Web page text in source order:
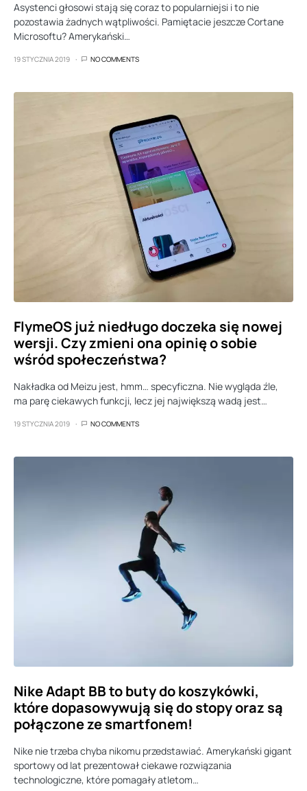
Asystenci głosowi stają się coraz to popularniejsi i to nie
pozostawia żadnych wątpliwości. Pamiętacie jeszcze Cortane
Microsoftu? Amerykański…
19 STYCZNIA 2019 NO COMMENTS
FlymeOS już niedługo doczeka się nowej
wersji. Czy zmieni ona opinię o sobie
wśród społeczeństwa?
Nakładka od Meizu jest, hmm… specyficzna. Nie wygląda źle,
ma parę ciekawych funkcji, lecz jej największą wadą jest…
19 STYCZNIA 2019 NO COMMENTS
Nike Adapt BB to buty do koszykówki,
które dopasowywują się do stopy oraz są
połączone ze smartfonem!
Nike nie trzeba chyba nikomu przedstawiać. Amerykański gigant
sportowy od lat prezentował ciekawe rozwiązania
technologiczne, które pomagały atletom…